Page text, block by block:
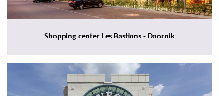
Shopping center Les Bastions - Doornik